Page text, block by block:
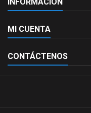
MI CUENTA
CONTÁCTENOS